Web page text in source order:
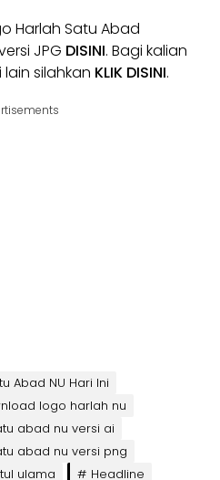
Harlah Satu Abad
JPG DISINI. Bagi kalian
silahkan KLIK DISINI.
Abad NU Hari Ini
logo harlah nu
abad nu versi ai
abad nu versi png
ulama
Headline